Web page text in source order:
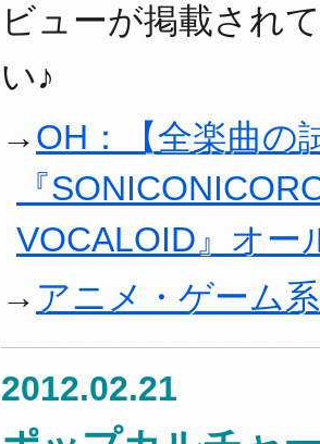
ビューが掲載され
い♪
OH：【全楽曲の
『
VOCALOID』オー
アニメ・ゲーム
2012.02.21